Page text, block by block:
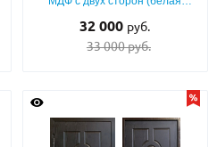
32 000 руб.
33 000 руб.